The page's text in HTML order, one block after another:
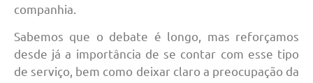
companhia.
Sabemos que o debate é longo, mas reforçamos
desde já a importância de se contar com esse tipo
de serviço, bem como deixar claro a preocupação da